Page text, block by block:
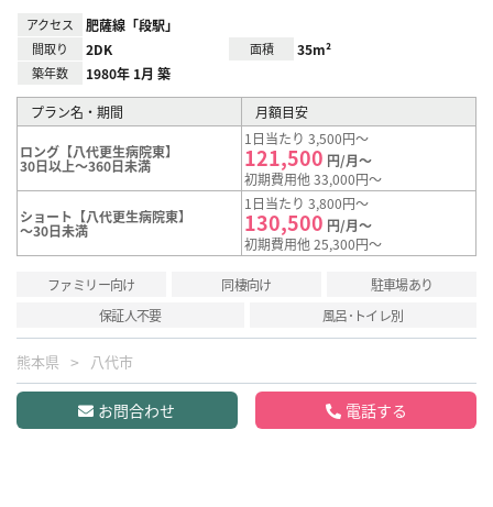
アクセス 肥薩線「段駅」
間取り 2DK 面積 35m²
築年数 1980年 1月 築
プラン名・期間 月額目安
ロング【八代更生病院東】
30日以上～360日未満
1日当たり 3,500円～
121,500 円/月～
初期費用他 33,000円～
ショート【八代更生病院東】
～30日未満
1日当たり 3,800円～
130,500 円/月～
初期費用他 25,300円～
ファミリー向け 同棲向け
駐車場あり
保証人不要
風呂･トイレ別
熊本県 八代市
お問合わせ 電話する